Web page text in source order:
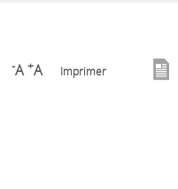
-A +A Imprimer